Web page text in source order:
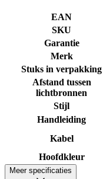
EAN
SKU
Garantie
Merk
Stuks in verpakking
Afstand tussen
lichtbronnen
Stijl
Handleiding
Kabel
Hoofdkleur
Meer specificaties